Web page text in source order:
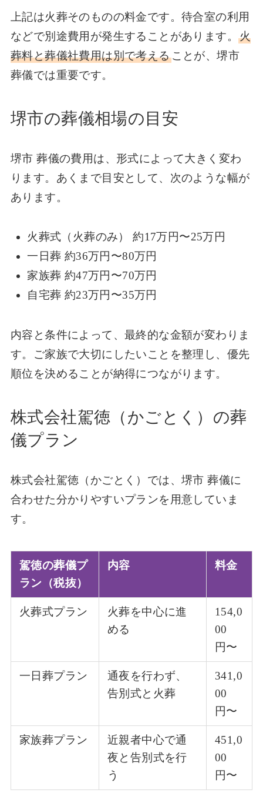
上記は火葬そのものの料金です。待合室の利用
などで別途費用が発生することがあります。 火
葬料と葬儀社費用は別で考えることが、堺市
葬儀では重要です。
堺市の葬儀相場の目安
堺市 葬儀の費用は、形式によって大きく変わ
ります。あくまで目安として、次のような幅が
あります。
火葬式（火葬のみ） 約17万円〜25万円
一日葬 約36万円〜80万円
家族葬 約47万円〜70万円
自宅葬 約23万円〜35万円
内容と条件によって、最終的な金額が変わりま
す。ご家族で大切にしたいことを整理し、優先
順位を決めることが納得につながります。
株式会社駕徳（かごとく）の葬
儀プラン
株式会社駕徳（かごとく）では、堺市 葬儀に
合わせた分かりやすいプランを用意していま
す。
駕徳の葬儀プ
ラン（税抜）
内容 料金
火葬式プラン
火葬を中心に進
める
154,0
00
円〜
一日葬プラン
通夜を行わず、
告別式と火葬
341,0
00
円〜
家族葬プラン
近親者中心で通
夜と告別式を行
う
451,0
00
円〜